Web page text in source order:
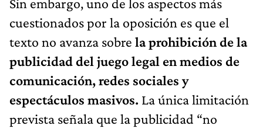
Sin embargo, uno de los aspectos más
cuestionados por la oposición es que el
texto no avanza sobre la prohibición de la
publicidad del juego legal en medios de
comunicación, redes sociales y
espectáculos masivos. La única limitación
prevista señala que la publicidad “no